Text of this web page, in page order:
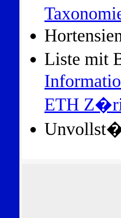
Liste mit
ETH